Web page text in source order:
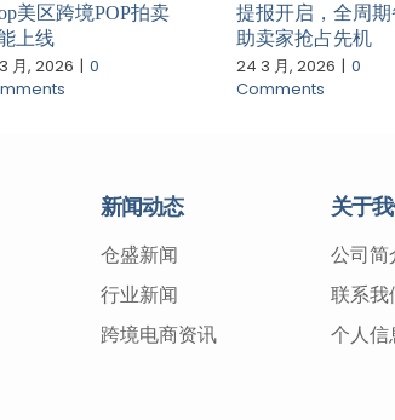
美区跨境POP拍卖
上线
月, 2026 | 0
提报开启，全周期
助卖家抢占先机
24 3 月, 2026 | 0
Comments
新闻动态
仓盛新闻
行业新闻
跨境电商资讯
关于
公司简
联系我
个人信